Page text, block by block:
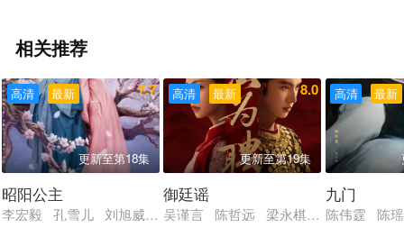
相关推荐
最新
高清 7.7
更新至第18集
昭阳公主
李宏毅 孔雪儿 刘旭威 林小宅
最新
高清 8.0
更新至第19集
御廷谣
吴谨言 陈哲远 梁永棋 赵昭仪 张
最新
高清
九门
陈伟霆 陈